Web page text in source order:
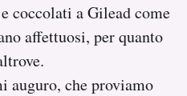
coccolati a Gilead come
affettuosi, per quanto
auguro, che proviamo